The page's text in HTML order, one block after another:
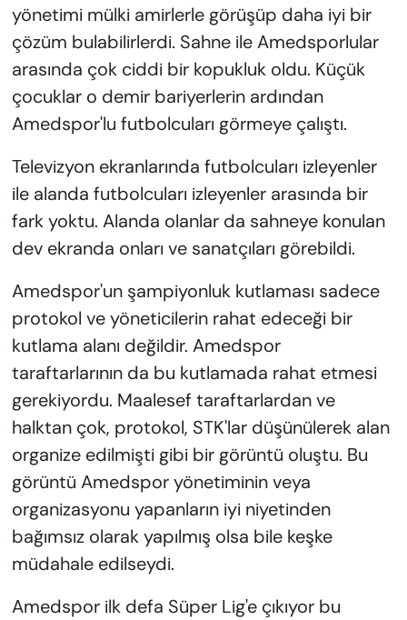
yönetimi mülki amirlerle görüşüp daha iyi bir
çözüm bulabilirlerdi. Sahne ile Amedsporlular
arasında çok ciddi bir kopukluk oldu. Küçük
çocuklar o demir bariyerlerin ardından
Amedspor'lu futbolcuları görmeye çalıştı.
Televizyon ekranlarında futbolcuları izleyenler
ile alanda futbolcuları izleyenler arasında bir
fark yoktu. Alanda olanlar da sahneye konulan
dev ekranda onları ve sanatçıları görebildi.
Amedspor'un şampiyonluk kutlaması sadece
protokol ve yöneticilerin rahat edeceği bir
kutlama alanı değildir. Amedspor
taraftarlarının da bu kutlamada rahat etmesi
gerekiyordu. Maalesef taraftarlardan ve
halktan çok, protokol, STK'lar düşünülerek alan
organize edilmişti gibi bir görüntü oluştu. Bu
görüntü Amedspor yönetiminin veya
organizasyonu yapanların iyi niyetinden
bağımsız olarak yapılmış olsa bile keşke
müdahale edilseydi.
Amedspor ilk defa Süper Lig'e çıkıyor bu